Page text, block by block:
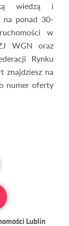
wiedzą i
na ponad 30-
w
WGN oraz
Rynku
znajdziesz na
numer oferty
Lublin